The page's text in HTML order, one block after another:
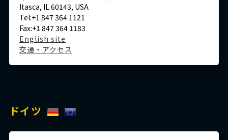
Itasca, IL 60143, USA
Tel:+1 847 364 1121
Fax:+1 847 364 1183
English site
交通・アクセス
ドイツ